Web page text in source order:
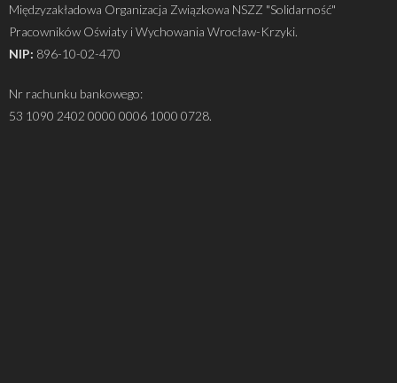
Międzyzakładowa Organizacja Związkowa NSZZ "Solidarność"
Pracowników Oświaty i Wychowania Wrocław-Krzyki.
NIP: 896-10-02-470
Nr rachunku bankowego:
53 1090 2402 0000 0006 1000 0728.